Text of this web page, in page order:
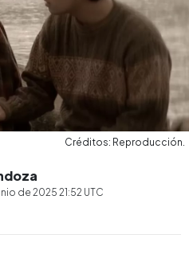
Créditos: Reproducción.
de 2025 21:52 UTC